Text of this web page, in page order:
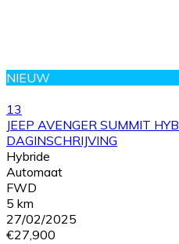
NIEUW
13
JEEP AVENGER SUMMIT
DAGINSCHRIJVING
Hybride
Automaat
FWD
5 km
27/02/2025
€27,900